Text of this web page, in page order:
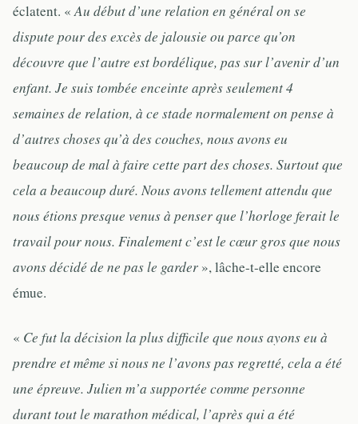
éclatent. «Au début d’une relation en général on se
dispute pour des excès de jalousie ou parce qu’on
découvre que l’autre est bordélique, pas sur l’avenir d’un
enfant. Je suis tombée enceinte après seulement 4
semaines de relation, à ce stade normalement on pense à
d’autres choses qu’à des couches, nous avons eu
beaucoup de mal à faire cette part des choses. Surtout que
cela a beaucoup duré. Nous avons tellement attendu que
nous étions presque venus à penser que l’horloge ferait le
travail pour nous. Finalement c’est le cœur gros que nous
avons décidé de ne pas le garder », lâche-t-elle encore
émue.
« Ce fut la décision la plus difficile que nous ayons eu à
prendre et même si nous ne l’avons pas regretté, cela a été
une épreuve. Julien m’a supportée comme personne
durant tout le marathon médical, l’après qui a été